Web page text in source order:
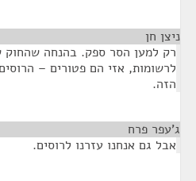
ניצן חן
רק למען הסר ספק. בהנחה שהחוק
לרשומות, אזי הם פטורים –
הזה.
ג'עפר פרח
אבל גם אנחנו עזרנו לרוסים.